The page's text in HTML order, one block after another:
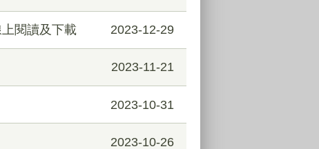
閱讀及下載 2023-12-29
2023-11-21
2023-10-31
2023-10-26